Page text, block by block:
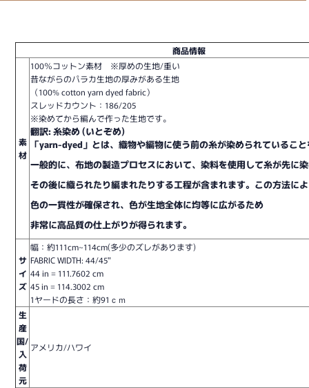
商品情報
素
材
100％コットン素材 ※厚めの生地/重い
昔ながらのパラカ生地の厚みがある生地
（100% cotton yarn dyed fabric）
スレッドカウント：186/205
※染めてから編んで作った生地です。
翻訳: 糸染め (いとぞめ)
「yarn-dyed」とは、織物や編物に使う前の糸が染められているこ
一般的に、布地の製造プロセスにおいて、染料を使用して糸が先に
その後に織られたり編まれたりする工程が含まれます。この方法に
色の一貫性が確保され、色が生地全体に均等に広がるため
非常に高品質の仕上がりが得られます。
サ
イ
ズ
幅：約111cm~114cm(多少のズレがあります)
FABRIC WIDTH: 44/45"
44 in = 111.7602 cm
45 in = 114.3002 cm
1ヤードの長さ：約91ｃｍ
生
産
国/
入
荷
元
アメリカ/ハワイ